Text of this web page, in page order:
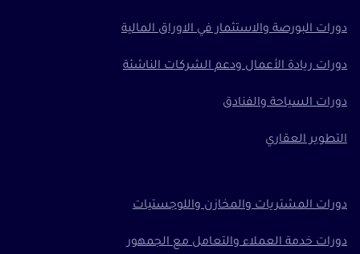
دورات البورصة والاستثمار في الاوراق المالية
دورات ريادة الأعمال ودعم الشركات الناشئة
دورات السياحة والفنادق
التطوير العقاري
دورات المشتريات والمخازن واللوجستيات
دورات خدمة العملاء والتعامل مع الجمهور